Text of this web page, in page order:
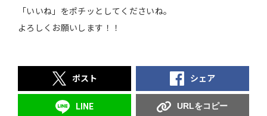
「いいね」をポチッとしてくださいね。
よろしくお願いします！！
ポスト シェア
LINE URLをコピー